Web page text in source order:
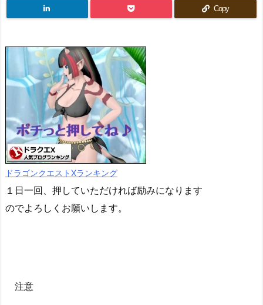
Copy
ドラゴンクエストXランキング
１日一回、押していただければ励みになります
のでよろしくお願いします。
注意